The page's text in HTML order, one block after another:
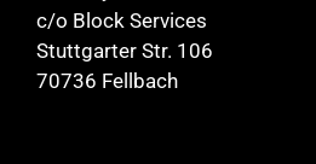
c/o Block Services
Stuttgarter Str. 106
70736 Fellbach